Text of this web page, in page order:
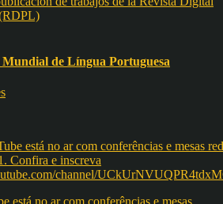
de Língua Portuguesa
está no ar com conferências e mesas